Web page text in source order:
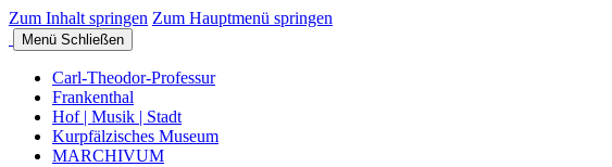
Zum Inhalt springen Zum Hauptmenü springen
Menü Schließen
Carl-Theodor-Professur
Frankenthal
Hof | Musik | Stadt
Kurpfälzisches Museum
MARCHIVUM